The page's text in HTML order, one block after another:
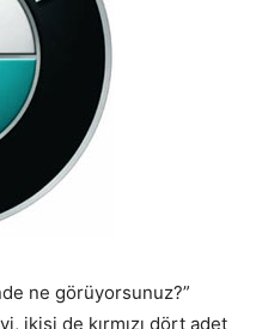
ne görüyorsunuz?”
ikisi de kırmızı dört adet